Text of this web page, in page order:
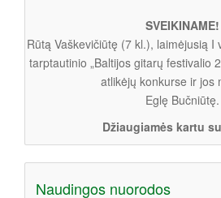
SVEIKINAME!
Rūtą Vaškevičiūtę (7 kl.), laimėjusią I
tarptautinio „Baltijos gitarų festivalio
atlikėjų konkurse ir jos
Eglę Bučniūtę.
Džiaugiamės kartu
Naudingos nuorodos